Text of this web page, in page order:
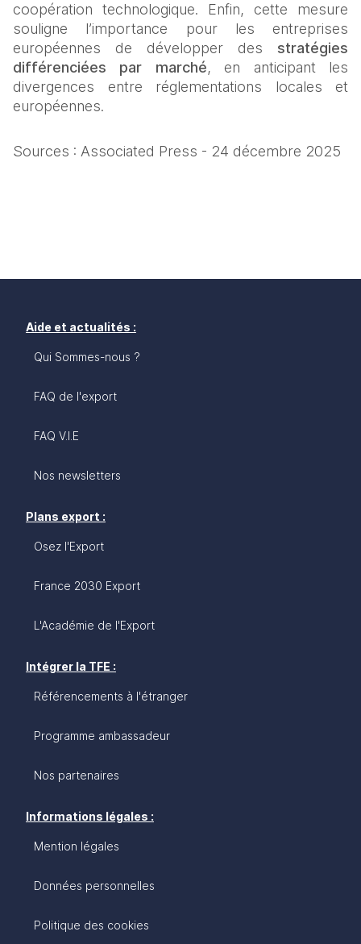
coopération technologique. Enfin, cette mesure
souligne l’importance pour les entreprises
européennes de développer des stratégies
différenciées par marché, en anticipant les
divergences entre réglementations locales et
européennes.
Sources : Associated Press - 24 décembre 2025
Aide et actualités :
Qui Sommes-nous ?
FAQ de l'export
FAQ V.I.E
Nos newsletters
Plans export :
Osez l'Export
France 2030 Export
L'Académie de l'Export
Intégrer la TFE :
Référencements à l'étranger
Programme ambassadeur
Nos partenaires
Informations légales :
Mention légales
Données personnelles
Politique des cookies